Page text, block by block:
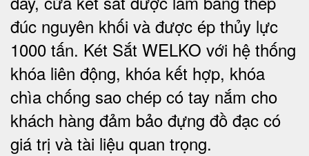
đúc nguyên khối và được ép thủy lực
1000 tấn. Két Sắt WELKO với hệ thống
khóa liên động, khóa kết hợp, khóa
chìa chống sao chép có tay nắm cho
khách hàng đảm bảo đựng đồ đạc có
giá trị và tài liệu quan trọng.